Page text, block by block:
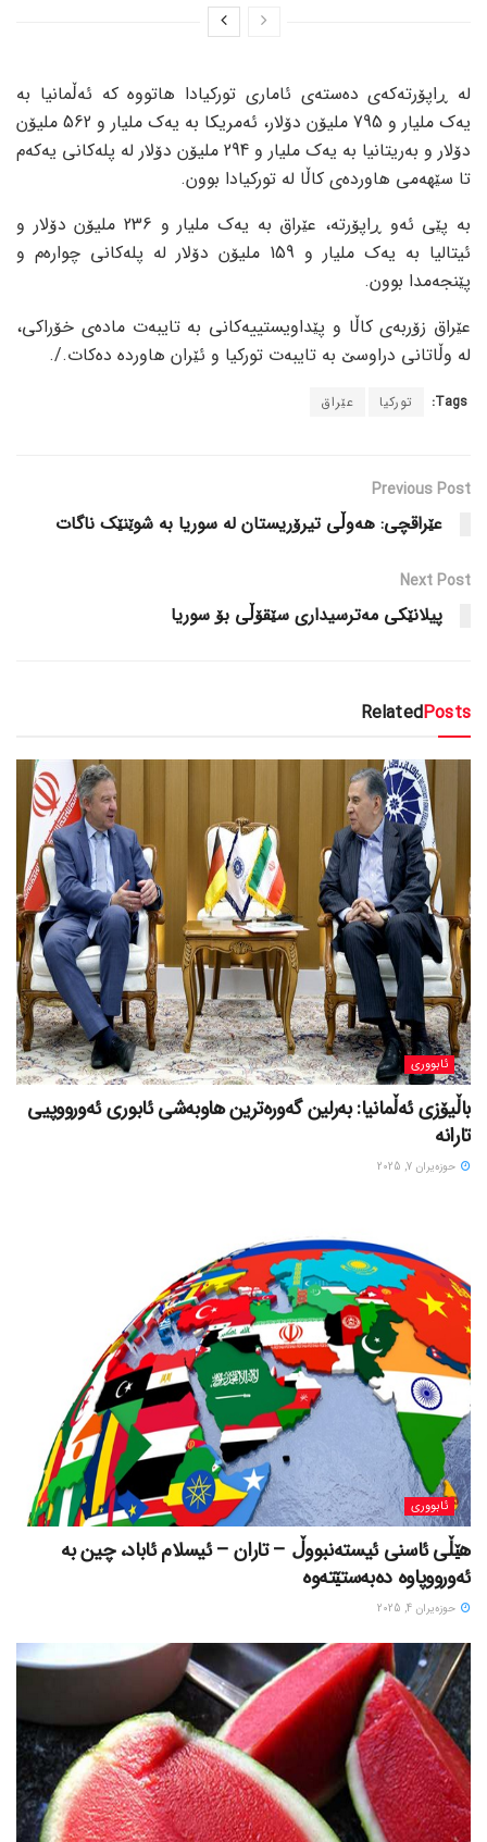
لە ڕاپۆرتەکەی دەستەی ئاماری تورکیادا هاتووە کە ئەڵمانیا بە
یەک ملیار و 795 ملیۆن دۆلار، ئەمریکا بە یەک ملیار و 562 ملیۆن
دۆلار و بەریتانیا بە یەک ملیار و 294 ملیۆن دۆلار لە پلەکانی یەکەم
تا سێهەمی هاوردەی کاڵا لە تورکیادا بوون.
بە پێی ئەو ڕاپۆرتە، عێراق بە یەک ملیار و 236 ملیۆن دۆلار و
ئیتالیا بە یەک ملیار و 159 ملیۆن دۆلار لە پلەکانی چوارەم و
پێنجەمدا بوون.
عێراق زۆربەی کاڵا و پێداویستییەکانی بە تایبەت مادەی خۆراکی،
لە وڵاتانی دراوسێ بە تایبەت تورکیا و ئێران هاوردە دەکات./.
Tags: تورکیا عێراق
Previous Post
عێراقچی: هەوڵی تیرۆریستان لە سوریا بە شوێنێک ناگات
Next Post
پیلانێکی مەترسیداری سێقۆڵی بۆ سوریا
RelatedPosts
ئابووری
باڵیۆزی ئەڵمانیا: بەرلین گەورەترین هاوبەشی ئابوری ئەورووپیی
تارانە
حوزه‌یران 7, 2025
ئابووری
هێڵی ئاسنی ئیستەنبووڵ – تاران – ئیسلام ئاباد، چین بە
ئەورووپاوە دەبەستێتەوە
حوزه‌یران 4, 2025